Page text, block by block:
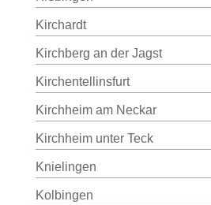
Kirchardt
Kirchberg an der Jagst
Kirchentellinsfurt
Kirchheim am Neckar
Kirchheim unter Teck
Knielingen
Kolbingen